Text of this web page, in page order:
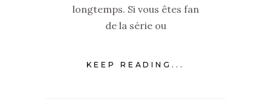
longtemps. Si vous êtes fan
de la série ou
KEEP READING...